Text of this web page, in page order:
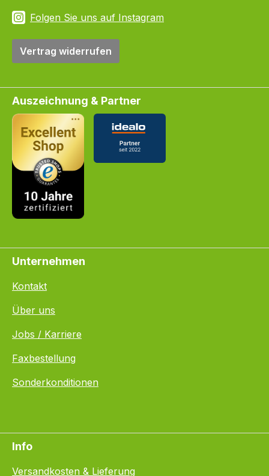
Folgen Sie uns auf Instagram
Vertrag widerrufen
Auszeichnung & Partner
Unternehmen
Kontakt
Über uns
Jobs / Karriere
Faxbestellung
Sonderkonditionen
Info
Versandkosten & Lieferung